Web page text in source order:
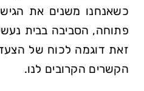
כשאנחנו משנים את
פתוחה, הסביבה בבית
זאת דוגמה לכוח של
הקשרים הקרובים לנו.